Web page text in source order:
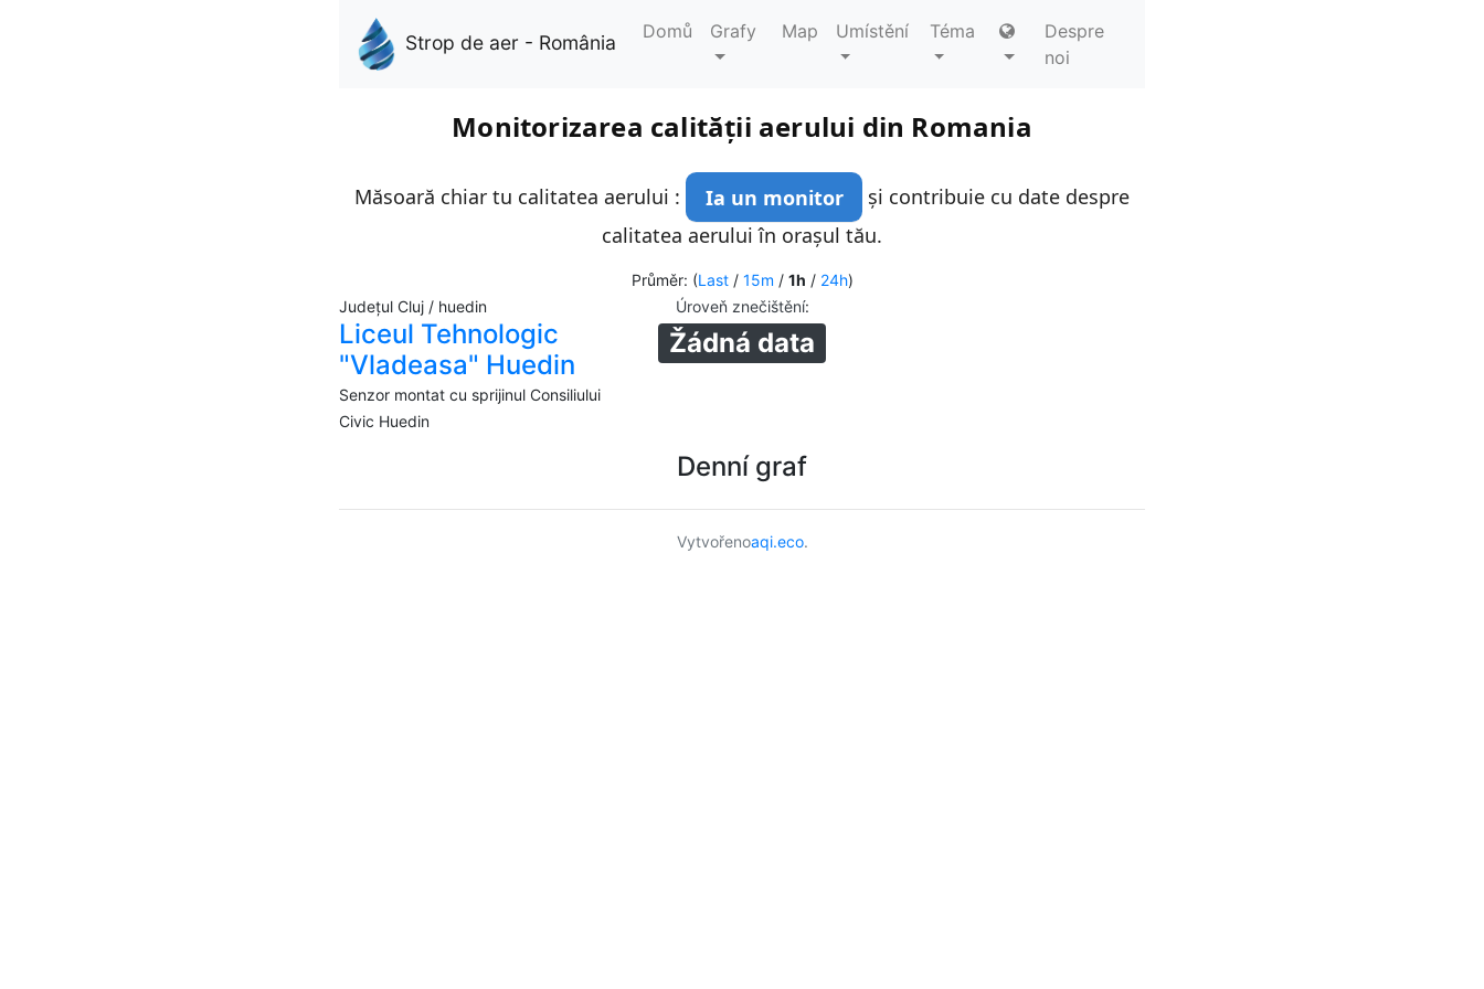
Strop de aer - România Domů Grafy Map Umístění Téma
Despre
noi
Monitorizarea calității aerului din Romania
Măsoară chiar tu calitatea aerului : Ia un monitor
și contribuie cu date despre
calitatea aerului în orașul tău.
Průměr: (Last/ 15m / 1h / 24h)
Județul Cluj / huedin
Liceul Tehnologic
"Vladeasa" Huedin
Senzor montat cu sprijinul Consiliului
Civic Huedin
Úroveň znečištění:
Žádná data
Denní graf
Vytvořenoaqi.eco.